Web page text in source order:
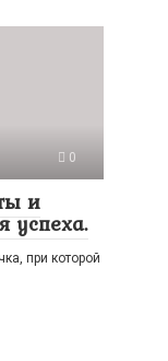
0
и
успеха.
при которой